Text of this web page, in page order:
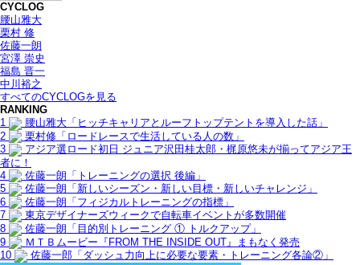
CYCLOG
腰山雅大
栗村 修
佐藤一朗
宮澤 崇史
福島 晋一
中川裕之
すべてのCYCLOGを見る
RANKING
1
腰山雅大「ヒッチキャリアとルーフトップテントを導入した話」
2
栗村修「ロードレースで生活している人の数」
3
アジア選ロード初日 ジュニア沢田桂太郎・梶原悠未が揃ってアジア王
者に！
4
佐藤一朗「トレーニングの選択 後編」
5
佐藤一朗「新しいシーズン・新しい目標・新しいチャレンジ」
6
佐藤一朗「フィジカルトレーニングの指標」
7
東京デザイナーズウィークで自転車イベントが多数開催
8
佐藤一朗「目的別トレーニング ① トルクアップ」
9
ＭＴＢムービー『FROM THE INSIDE OUT』まもなく発売
10
佐藤一郎「ダッシュ力向上に必要な要素・トレーニング各論②」